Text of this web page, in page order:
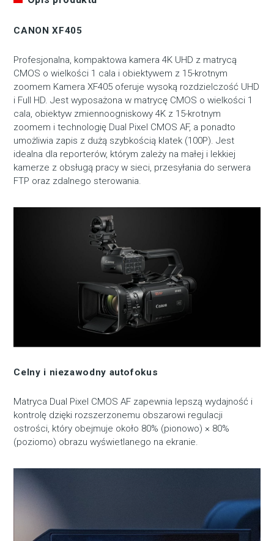
CANON XF405
Profesjonalna, kompaktowa kamera 4K UHD z matrycą
CMOS o wielkości 1 cala i obiektywem z 15-krotnym
zoomem Kamera XF405 oferuje wysoką rozdzielczość UHD
i Full HD. Jest wyposażona w matrycę CMOS o wielkości 1
cala, obiektyw zmiennoogniskowy 4K z 15-krotnym
zoomem i technologię Dual Pixel CMOS AF, a ponadto
umożliwia zapis z dużą szybkością klatek (100P). Jest
idealna dla reporterów, którym zależy na małej i lekkiej
kamerze z obsługą pracy w sieci, przesyłania do serwera
FTP oraz zdalnego sterowania.
Celny i niezawodny autofokus
Matryca Dual Pixel CMOS AF zapewnia lepszą wydajność i
kontrolę dzięki rozszerzonemu obszarowi regulacji
ostrości, który obejmuje około 80% (pionowo) × 80%
(poziomo) obrazu wyświetlanego na ekranie.